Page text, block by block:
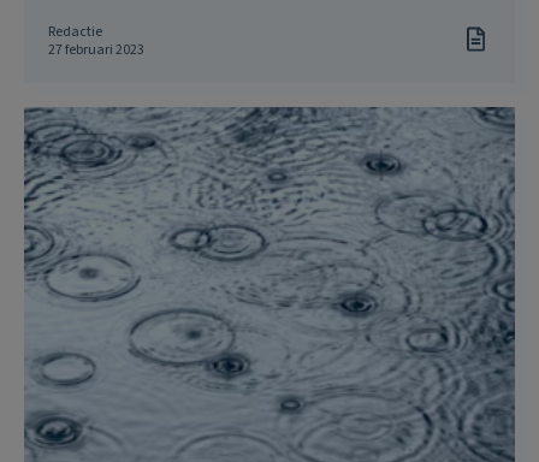
Redactie
27 februari 2023